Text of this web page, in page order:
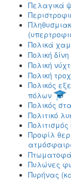
Πελαγικά
Πολικά
Πολική δίνη
Πολική
Πολική
Πολικός
πόλων
Πολικός
Πολιτικό
Προφίλ
Πυλώνες
Πυρήνας